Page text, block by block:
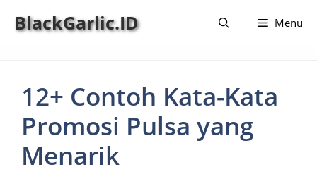
BlackGarlic.ID Menu
12+ Contoh Kata-Kata
Promosi Pulsa yang
Menarik